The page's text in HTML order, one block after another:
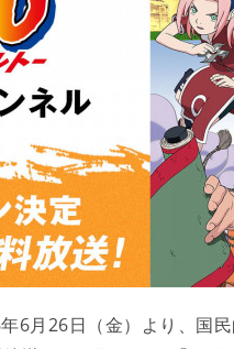
6月26日（金）より、国